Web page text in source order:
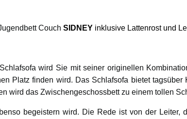
Couch SIDNEY inklusive Lattenrost und
wird Sie mit seiner originellen
Platz finden wird. Das Schlafsofa bietet
wird das Zwischengeschossbett zu einem tollen
begeistern wird. Die Rede ist von der Leiter,